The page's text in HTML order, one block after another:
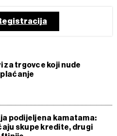
za trgovce koji nude
podijeljena kamatama:
skupe kredite, drugi